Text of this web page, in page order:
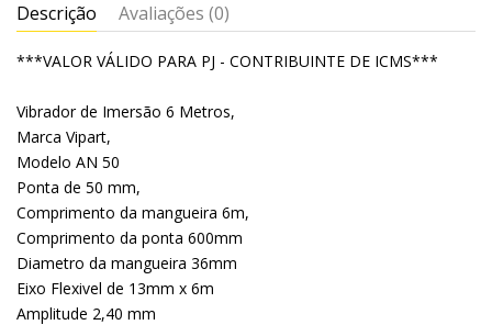
Descrição Avaliações (0)
***VALOR VÁLIDO PARA PJ - CONTRIBUINTE DE ICMS***
Vibrador de Imersão 6 Metros,
Marca Vipart,
Modelo AN 50
Ponta de 50 mm,
Comprimento da mangueira 6m,
Comprimento da ponta 600mm
Diametro da mangueira 36mm
Eixo Flexivel de 13mm x 6m
Amplitude 2,40 mm